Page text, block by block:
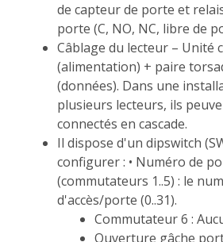
de capteur de porte et
porte (C, NO, NC, libre de
Câblage du lecteur – Unité
(alimentation) + paire
(données). Dans une
plusieurs lecteurs, ils
connectés en cascade.
Il dispose d'un dipswitch
configurer : • Numéro de
(commutateurs 1..5) : le
d'accès/porte (0..31).
Commutateur 6 :
Ouverture gâche